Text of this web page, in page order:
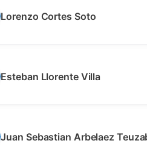
Lorenzo Cortes Soto
Esteban Llorente Villa
Juan Sebastian Arbelaez